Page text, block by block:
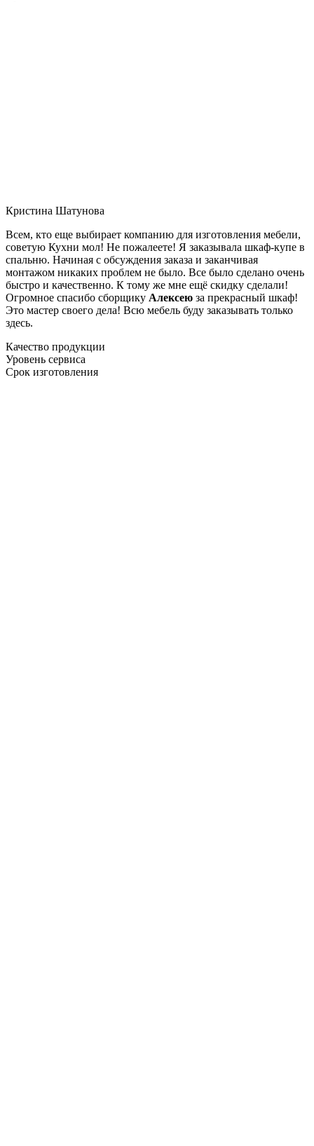
Кристина Шатунова
Всем, кто еще выбирает компанию для изготовления мебели,
советую Кухни мол! Не пожалеете! Я заказывала шкаф-купе в
спальню. Начиная с обсуждения заказа и заканчивая
монтажом никаких проблем не было. Все было сделано очень
быстро и качественно. К тому же мне ещё скидку сделали!
Огромное спасибо сборщику Алексею за прекрасный шкаф!
Это мастер своего дела! Всю мебель буду заказывать только
здесь.
Качество продукции
Уровень сервиса
Срок изготовления